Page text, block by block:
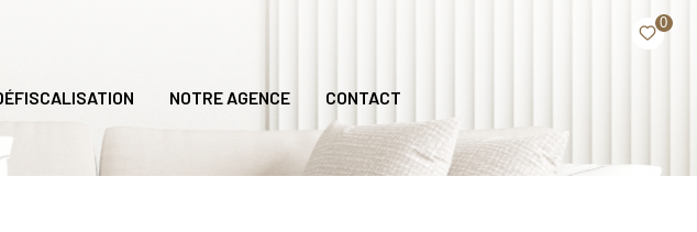
0
NOTRE AGENCE CONTACT